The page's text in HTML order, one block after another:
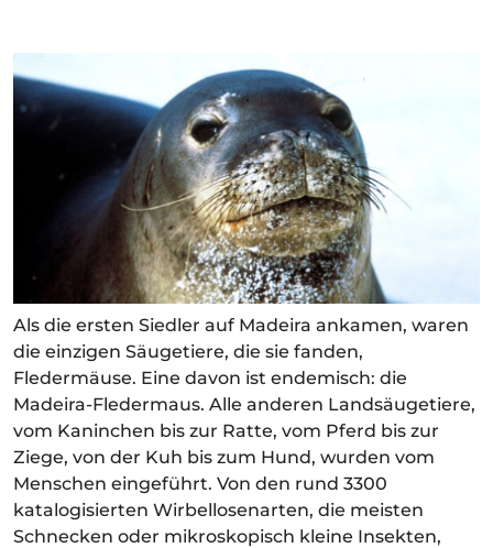
Als die ersten Siedler auf Madeira ankamen, waren
die einzigen Säugetiere, die sie fanden,
Fledermäuse. Eine davon ist endemisch: die
Madeira-Fledermaus. Alle anderen Landsäugetiere,
vom Kaninchen bis zur Ratte, vom Pferd bis zur
Ziege, von der Kuh bis zum Hund, wurden vom
Menschen eingeführt. Von den rund 3300
katalogisierten Wirbellosenarten, die meisten
Schnecken oder mikroskopisch kleine Insekten,